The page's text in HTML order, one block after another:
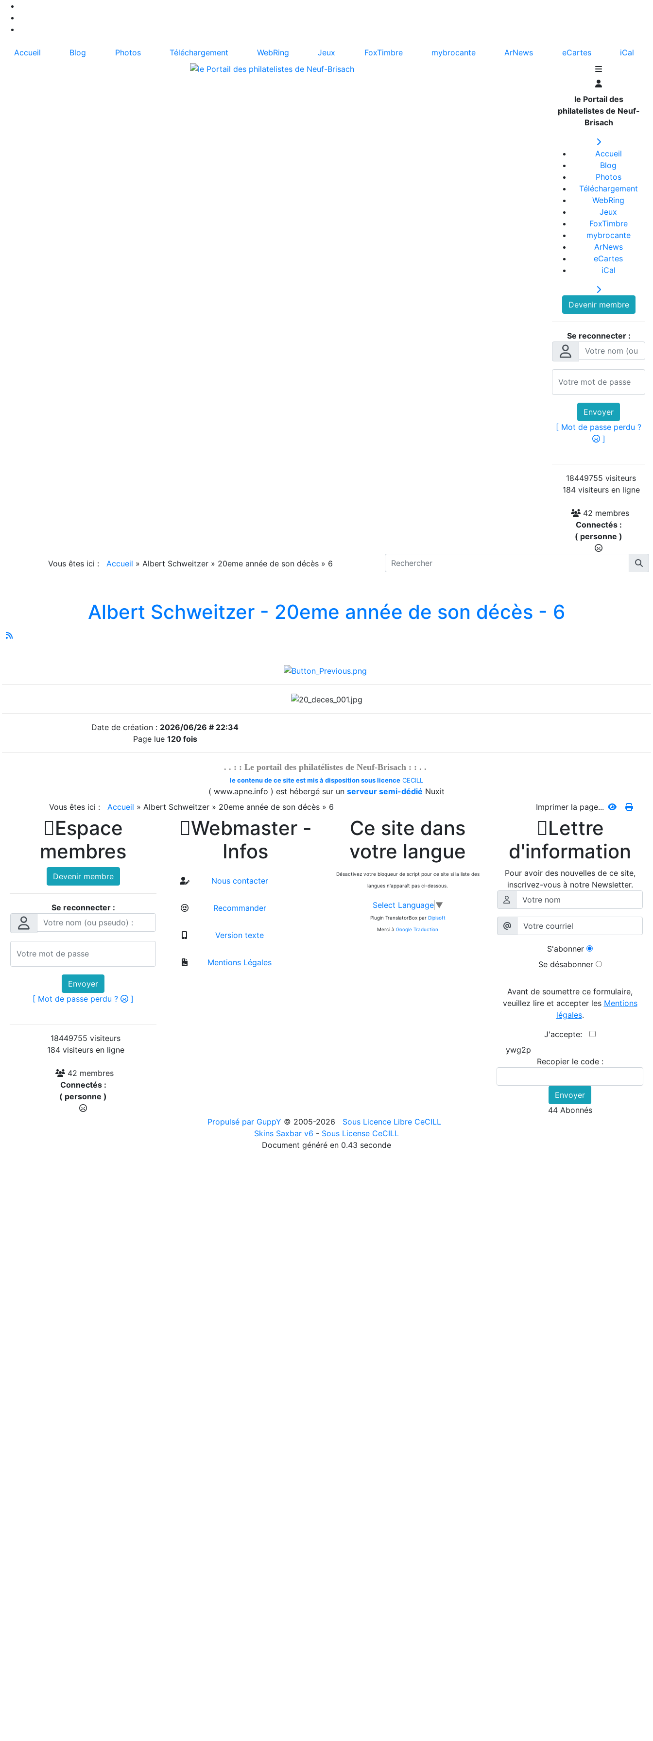
Accueil Blog Photos Téléchargement WebRing Jeux FoxTimbre mybrocante ArNews eCartes iCal
le Portail des
philatelistes de Neuf-
Brisach
Accueil
Blog
Photos
Téléchargement
WebRing
Jeux
FoxTimbre
mybrocante
ArNews
eCartes
iCal
Devenir membre
Se reconnecter :
Envoyer
[ Mot de passe perdu ?
]
18449755 visiteurs
184 visiteurs en ligne
42 membres
Connectés :
( personne )
Vous êtes ici : Accueil » Albert Schweitzer » 20eme année de son décès » 6
Albert Schweitzer - 20eme année de son décès - 6
Date de création : 2026/06/26 # 22:34
Page lue 120 fois
. . : : Le portail des philatélistes de Neuf-Brisach : : . .
le contenu de ce site est mis à disposition sous licence CECILL
( www.apne.info ) est hébergé sur un serveur semi-dédié Nuxit
Vous êtes ici :
Accueil » Albert Schweitzer» 20eme année de son décès» 6 Imprimer la page...
Espace
membres
Devenir membre
Se reconnecter :
Envoyer
[ Mot de passe perdu ?
]
18449755 visiteurs
184 visiteurs en ligne
42 membres
Connectés :
( personne )
Webmaster -
Infos
Nous contacter
Recommander
Version texte
Mentions Légales
Ce site dans
votre langue
Désactivez votre bloqueur de script pour ce site si la liste des
langues n'apparaît pas ci-dessous.
Select Language ▼
Plugin TranslatorBox par Dipisoft
Merci à Google Traduction
Lettre
d'information
Pour avoir des nouvelles de ce site,
inscrivez-vous à notre Newsletter.
S'abonner
Se désabonner
Avant de soumettre ce formulaire,
veuillez lire et accepter les Mentions
légales.
J'accepte:
ywg2p
Recopier le code :
Envoyer
44 Abonnés
Propulsé par GuppY © 2005-2026
Sous Licence Libre CeCILL
Skins Saxbar v6 - Sous License CeCILL
Document généré en 0.43 seconde